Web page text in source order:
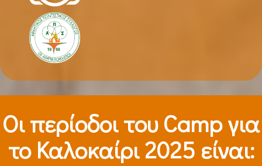
Οι περίοδοι τoυ Camp για
το Καλοκαίρι 2025 είναι: